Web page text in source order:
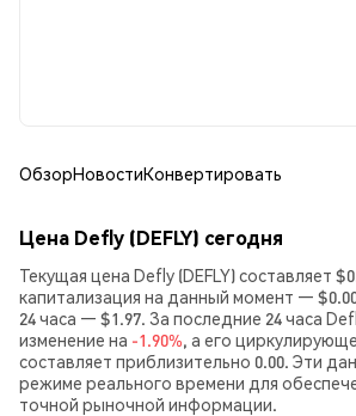
ОбзорНовостиКонвертировать
Цена Defly (DEFLY) сегодня
Текущая цена Defly (DEFLY) составляет
капитализация на данный момент —
24 часа — $1.97. За последние 24 часа
изменение на -1.90%, а его
составляет приблизительно 0.00. Эти
режиме реального времени для
точной рыночной информации.